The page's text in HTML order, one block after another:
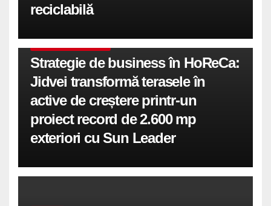
reciclabilă
Strategie de business în HoReCa:
Jidvei transformă terasele în
active de creștere printr-un
proiect record de 2.600 mp
exteriori cu Sun Leader